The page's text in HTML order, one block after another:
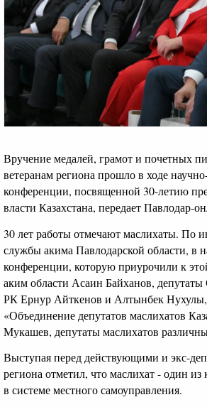
Вручение медалей, грамот и почетных
ветеранам региона прошло в ходе
конференции, посвященной 30-летию
власти Казахстана, передает Павлодар-
30 лет работы отмечают маслихаты. По
службы акима Павлодарской области, в
конференции, которую приурочили к
аким области Асаин Байханов, депутаты
РК Ернур Айткенов и Алтынбек
«Объединение депутатов маслихатов
Мукашев, депутаты маслихатов
Выступая перед действующими и экс-
региона отметил, что маслихат - один
в системе местного самоуправления.